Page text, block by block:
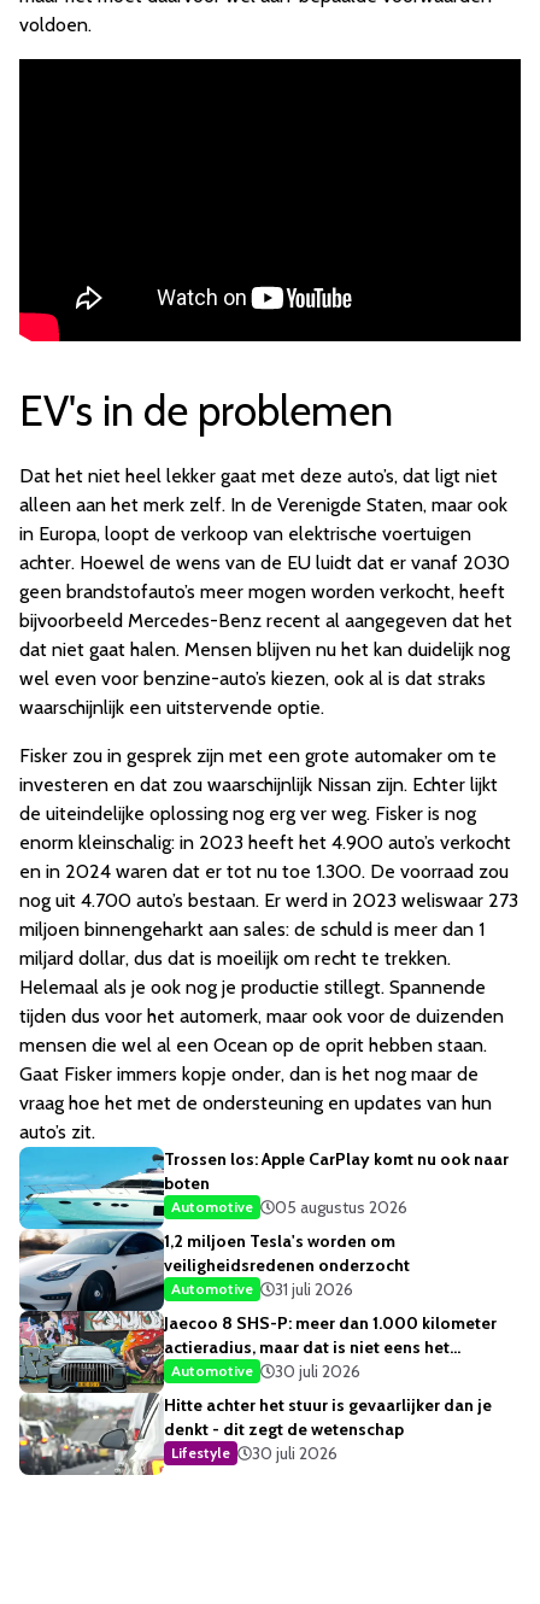
voldoen.
EV's in de problemen
Dat het niet heel lekker gaat met deze auto’s, dat ligt niet
alleen aan het merk zelf. In de Verenigde Staten, maar ook
in Europa, loopt de verkoop van elektrische voertuigen
achter. Hoewel de wens van de EU luidt dat er vanaf 2030
geen brandstofauto’s meer mogen worden verkocht, heeft
bijvoorbeeld Mercedes-Benz recent al aangegeven dat het
dat niet gaat halen. Mensen blijven nu het kan duidelijk nog
wel even voor benzine-auto’s kiezen, ook al is dat straks
waarschijnlijk een uitstervende optie.
Fisker zou in gesprek zijn met een grote automaker om te
investeren en dat zou waarschijnlijk Nissan zijn. Echter lijkt
de uiteindelijke oplossing nog erg ver weg. Fisker is nog
enorm kleinschalig: in 2023 heeft het 4.900 auto’s verkocht
en in 2024 waren dat er tot nu toe 1.300. De voorraad zou
nog uit 4.700 auto’s bestaan. Er werd in 2023 weliswaar 273
miljoen binnengeharkt aan sales: de schuld is meer dan 1
miljard dollar, dus dat is moeilijk om recht te trekken.
Helemaal als je ook nog je productie stillegt. Spannende
tijden dus voor het automerk, maar ook voor de duizenden
mensen die wel al een Ocean op de oprit hebben staan.
Gaat Fisker immers kopje onder, dan is het nog maar de
vraag hoe het met de ondersteuning en updates van hun
auto’s zit.
Trossen los: Apple CarPlay komt nu ook naar
boten
Automotive
05 augustus 2026
1,2 miljoen Tesla's worden om
veiligheidsredenen onderzocht
Automotive
31 juli 2026
Jaecoo 8 SHS-P: meer dan 1.000 kilometer
actieradius, maar dat is niet eens het
opvallendste
Automotive
30 juli 2026
Hitte achter het stuur is gevaarlijker dan je
denkt - dit zegt de wetenschap
Lifestyle 30 juli 2026